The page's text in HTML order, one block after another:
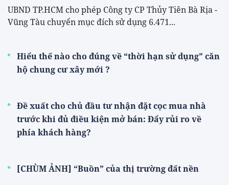
UBND TP.HCM cho phép Công ty CP Thủy Tiên Bà Rịa -
Vũng Tàu chuyển mục đích sử dụng 6.471...
Hiểu thế nào cho đúng về “thời hạn sử dụng” căn
hộ chung cư xây mới ?
Đề xuất cho chủ đầu tư nhận đặt cọc mua nhà
trước khi đủ điều kiện mở bán: Đẩy rủi ro về
phía khách hàng?
[CHÙM ẢNH] “Buồn” của thị trường đất nền